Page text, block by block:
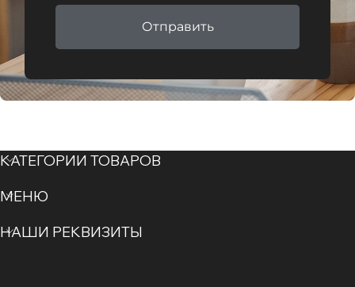
Отправить
КАТЕГОРИИ ТОВАРОВ
МЕНЮ
НАШИ РЕКВИЗИТЫ